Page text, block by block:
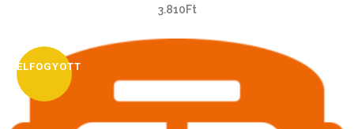
3.810Ft
ELFOGYOTT